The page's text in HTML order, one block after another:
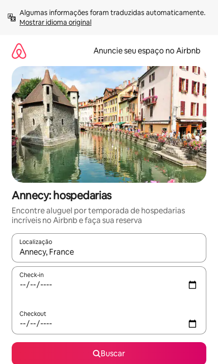
para
Mostrar idioma original
Anuncie seu espaço no Airbnb
Annecy: hospedarias
Encontre aluguel por temporada de hospedarias
incríveis no Airbnb e faça sua reserva
Localização
Quando os resultados estiverem disponíveis, explore-os
Check-in
Checkout
Buscar